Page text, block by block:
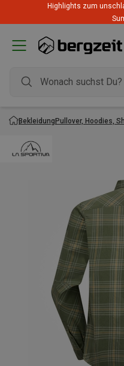
Highlights zum
BekleidungPullover, Hoodies,